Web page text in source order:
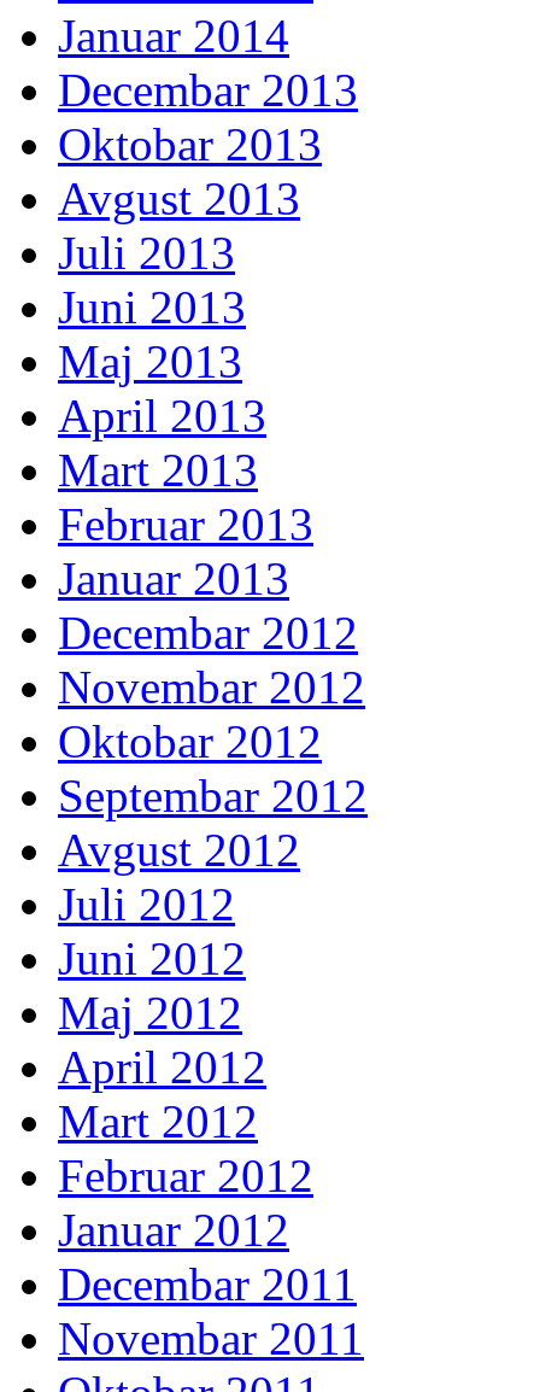
Januar 2014
Decembar 2013
Oktobar 2013
Avgust 2013
Juli 2013
Juni 2013
Maj 2013
April 2013
Mart 2013
Februar 2013
Januar 2013
Decembar 2012
Novembar 2012
Oktobar 2012
Septembar 2012
Avgust 2012
Juli 2012
Juni 2012
Maj 2012
April 2012
Mart 2012
Februar 2012
Januar 2012
Decembar 2011
Novembar 2011